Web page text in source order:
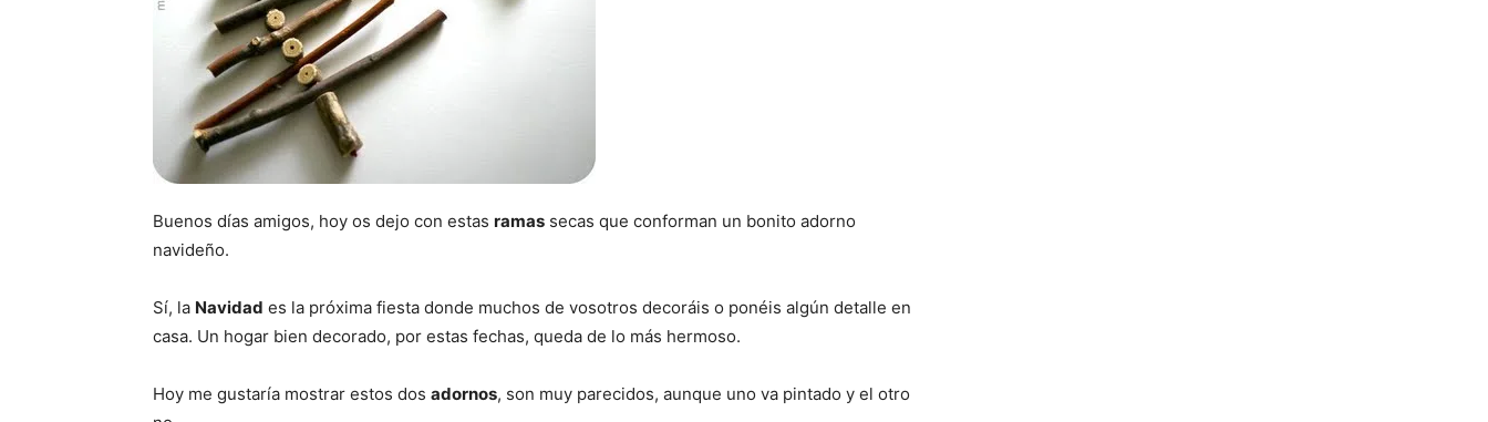
Buenos días amigos, hoy os dejo con estas ramas secas que conforman un bonito adorno
navideño.
Sí, la Navidad es la próxima fiesta donde muchos de vosotros decoráis o ponéis algún detalle en
casa. Un hogar bien decorado, por estas fechas, queda de lo más hermoso.
Hoy me gustaría mostrar estos dos adornos, son muy parecidos, aunque uno va pintado y el otro